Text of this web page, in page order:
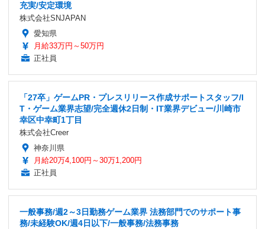
充実/安定環境
株式会社SNJAPAN
愛知県
月給33万円～50万円
正社員
「27卒」ゲームPR・プレスリリース作成サポートスタッフ/I
T・ゲーム業界志望/完全週休2日制・IT業界デビュー/川崎市
幸区中幸町1丁目
株式会社Creer
神奈川県
月給20万4,100円～30万1,200円
正社員
一般事務/週2～3日勤務ゲーム業界 法務部門でのサポート事
務/未経験OK/週4日以下/一般事務/法務事務